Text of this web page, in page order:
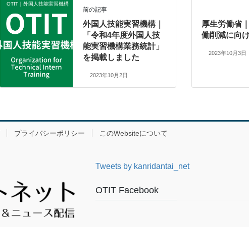
OTIT｜外国人技能実習機構
前の記事
外国人技能実習機構｜
「令和4年度外国人技
能実習機構業務統計」
を掲載しました
2023年10月2日
厚生労働省
働削減に向
2023年10月3日
プライバシーポリシー このWebsiteについて
Tweets by kanridantai_net
OTIT Facebook